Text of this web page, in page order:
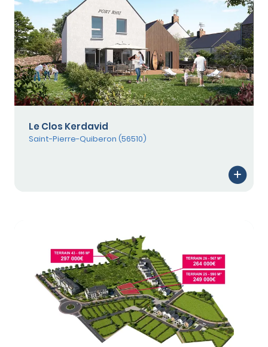
Le Clos Kerdavid
Saint-Pierre-Quiberon (56510)